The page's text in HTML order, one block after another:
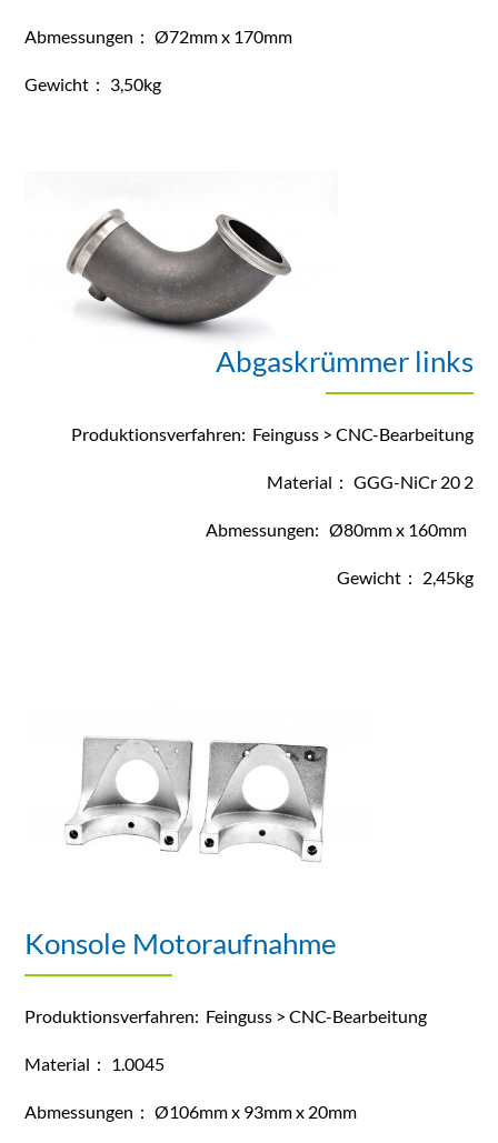
Abmessungen： Ø72mm x 170mm
Gewicht： 3,50kg
Abgaskrümmer links
Produktionsverfahren: Feinguss > CNC-Bearbeitung
Material： GGG-NiCr 20 2
Abmessungen: Ø80mm x 160mm
Gewicht： 2,45kg
Konsole Motoraufnahme
Produktionsverfahren: Feinguss > CNC-Bearbeitung
Material： 1.0045
Abmessungen： Ø106mm x 93mm x 20mm